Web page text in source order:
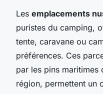
Les emplacements
puristes du camping,
tente, caravane ou
préférences. Ces
par les pins maritimes
région, permettent un